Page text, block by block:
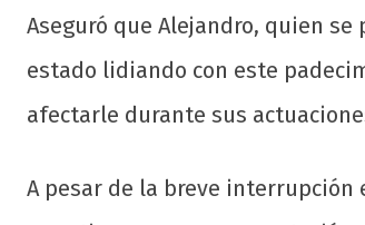
Aseguró que Alejandro, quien
estado lidiando con este
afectarle durante sus
A pesar de la breve